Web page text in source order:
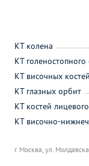
г. Москва, ул.
КТ колена
КТ голеностопного
КТ височных костей
КТ глазных орбит
КТ костей
КТ височно-